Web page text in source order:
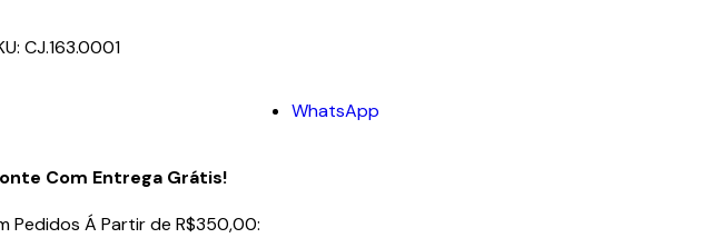
CJ.163.0001
Com Entrega Grátis!
Pedidos Á Partir de R$350,00:
WhatsApp